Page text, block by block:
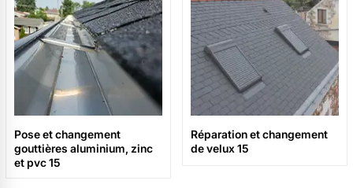
Pose et changement
gouttières aluminium, zinc
et pvc 15
Réparation et changement
de velux 15